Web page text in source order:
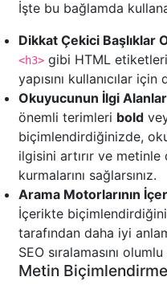
İşte bu bağlamda
Dikkat Çekici Başlıklar
<h3> gibi HTML
yapısını kullanıcılar
Okuyucunun İlgi
önemli terimleri bold
biçimlendirdiğinizde,
ilgisini artırır ve
kurmalarını sağlarsınız.
Arama Motorlarının
İçerikte
tarafından daha iyi
SEO sıralamasını
Metin